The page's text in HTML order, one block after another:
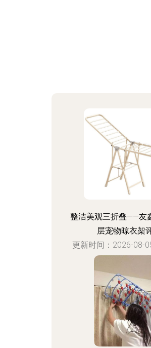
整洁美观三折叠——友
层宠物晾衣架
更新时间：2026-08-